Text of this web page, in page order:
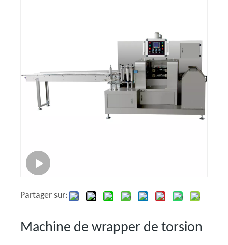
Partager sur:
Machine de wrapper de torsion